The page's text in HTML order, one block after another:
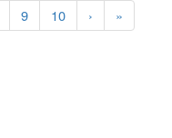
9 10 ›下一頁
»最後頁